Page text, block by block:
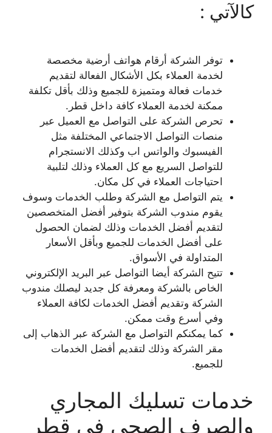
كالآتي :
توفر الشركة أرقام هواتف أرضية مخصصة
لخدمة العملاء بكل الأشكال الفعالة لتقديم
خدمات فعالة ومتميزة للجميع وذلك بأقل تكلفة
ممكنة لخدمة العملاء كافة داخل قطر.
تحرص الشركة على التواصل مع العميل عبر
منصات التواصل الاجتماعي المختلفة مثل
الفيسبوك والواتس اب وكذلك الانستجرام
للتواصل السريع مع كل العملاء وذلك لتلبية
احتياجات العملاء في كل مكان.
يتم التواصل مع الشركة وطلب الخدمات وسوف
يقوم مندوب الشركة بتوفير أفضل المتخصصين
لتقديم أفضل الخدمات وذلك لضمان الحصول
على أفضل الخدمات للجميع وبأقل الأسعار
المتداولة في الأسواق.
تتيح الشركة أيضا التواصل عبر البريد الإلكتروني
الخاص بالشركة ومعرفة كل جديد ليصلك مندوب
الشركة وتقديم أفضل الخدمات لكافة العملاء
وفي أسرع وقت ممكن.
كما يمكنكم التواصل مع الشركة عبر الذهاب إلى
مقر الشركة وذلك لتقديم أفضل الخدمات
للجميع.
خدمات تسليك المجاري
والصرف الصحي في قطر